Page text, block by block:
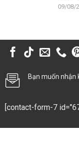
09/08/
Bạn muốn nhận
[contact-form-7